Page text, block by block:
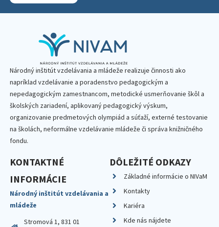
Národný inštitút vzdelávania a mládeže realizuje činnosti ako
napríklad vzdelávanie a poradenstvo pedagogickým a
nepedagogickým zamestnancom, metodické usmerňovanie škôl a
školských zariadení, aplikovaný pedagogický výskum,
organizovanie predmetových olympiád a súťaží, externé testovanie
na školách, neformálne vzdelávanie mládeže či správa knižničného
fondu.
KONTAKTNÉ
INFORMÁCIE
Národný inštitút vzdelávania a
mládeže
Stromová 1, 831 01
DÔLEŽITÉ ODKAZY
Základné informácie o NIVaM
Kontakty
Kariéra
Kde nás nájdete